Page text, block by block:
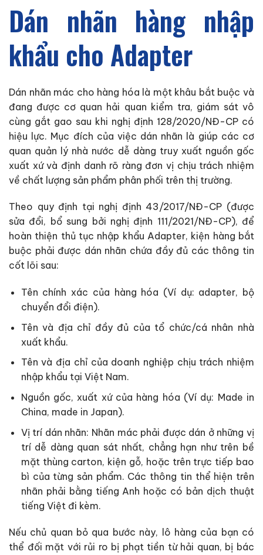
Dán nhãn hàng nhập
khẩu cho Adapter
Dán nhãn mác cho hàng hóa là một khâu bắt buộc và
đang được cơ quan hải quan kiểm tra, giám sát vô
cùng gắt gao sau khi nghị định 128/2020/NĐ-CP có
hiệu lực. Mục đích của việc dán nhãn là giúp các cơ
quan quản lý nhà nước dễ dàng truy xuất nguồn gốc
xuất xứ và định danh rõ ràng đơn vị chịu trách nhiệm
về chất lượng sản phẩm phân phối trên thị trường.
Theo quy định tại nghị định 43/2017/NĐ-CP (được
sửa đổi, bổ sung bởi nghị định 111/2021/NĐ-CP), để
hoàn thiện thủ tục nhập khẩu Adapter, kiện hàng bắt
buộc phải được dán nhãn chứa đầy đủ các thông tin
cốt lõi sau:
Tên chính xác của hàng hóa (Ví dụ: adapter, bộ
chuyển đổi điện).
Tên và địa chỉ đầy đủ của tổ chức/cá nhân nhà
xuất khẩu.
Tên và địa chỉ của doanh nghiệp chịu trách nhiệm
nhập khẩu tại Việt Nam.
Nguồn gốc, xuất xứ của hàng hóa (Ví dụ: Made in
China, made in Japan).
Vị trí dán nhãn: Nhãn mác phải được dán ở những vị
trí dễ dàng quan sát nhất, chẳng hạn như trên bề
mặt thùng carton, kiện gỗ, hoặc trên trực tiếp bao
bì của từng sản phẩm. Các thông tin thể hiện trên
nhãn phải bằng tiếng Anh hoặc có bản dịch thuật
tiếng Việt đi kèm.
Nếu chủ quan bỏ qua bước này, lô hàng của bạn có
thể đối mặt với rủi ro bị phạt tiền từ hải quan, bị bác